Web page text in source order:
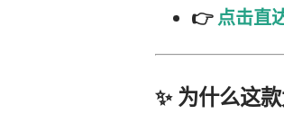
👉 点击直
✨ 为什么这